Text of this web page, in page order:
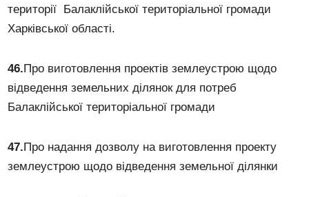
території Балаклійської територіальної громади
Харківської області.
46.Про виготовлення проектів землеустрою щодо
відведення земельних ділянок для потреб
Балаклійської територіальної громади
47.Про надання дозволу на виготовлення проекту
землеустрою щодо відведення земельної ділянки